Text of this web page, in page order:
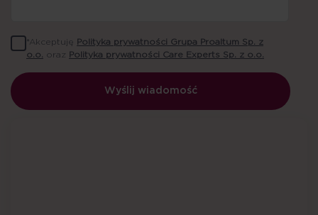
*Akceptuję
Polityka prywatności Grupa Proaltum Sp. z
o.o.
oraz Polityka prywatności Care Experts Sp. z o.o.